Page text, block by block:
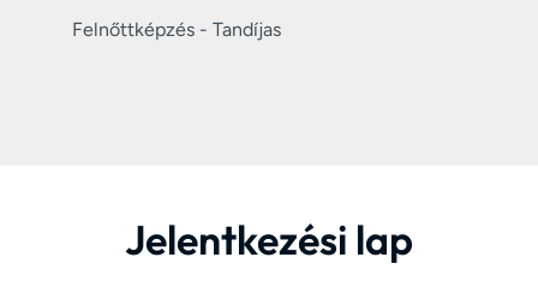
Felnőttképzés - Tandíjas
Jelentkezési lap